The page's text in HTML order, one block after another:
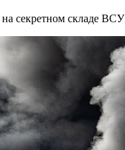
секретном складе ВСУ